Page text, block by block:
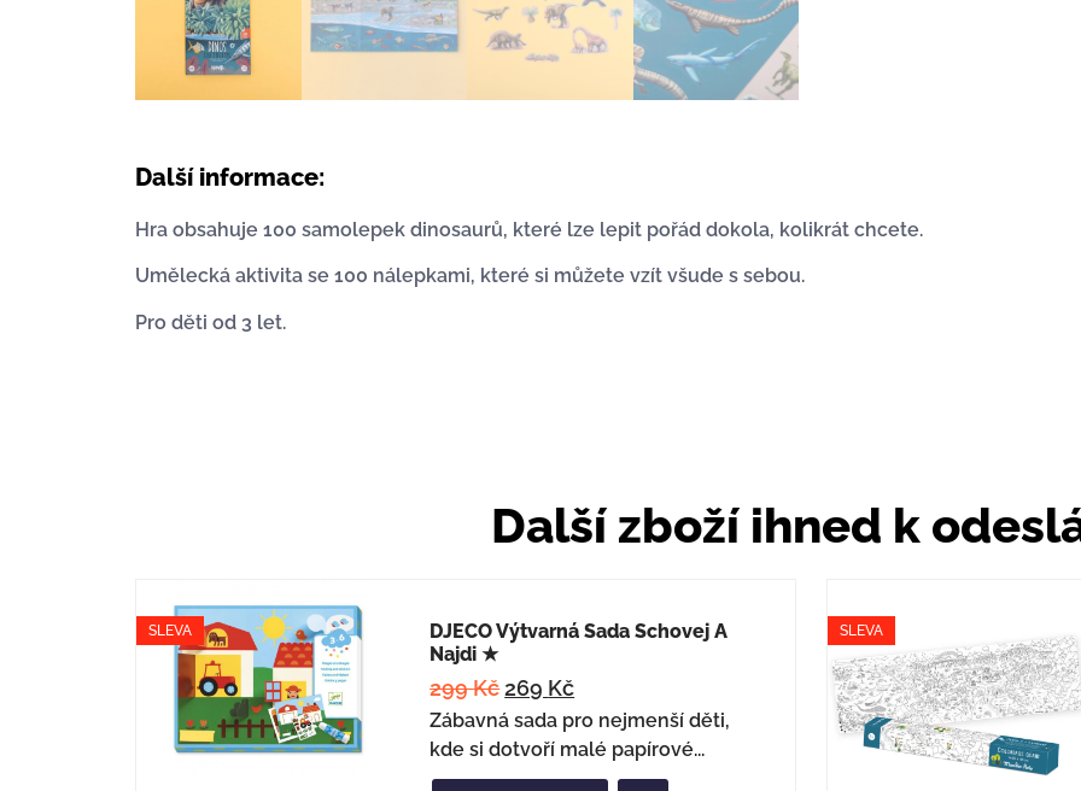
Další informace:
Hra obsahuje 100 samolepek dinosaurů, které lze lepit pořád dokola, kolikrát chcete.
Umělecká aktivita se 100 nálepkami, které si můžete vzít všude s sebou.
Pro děti od 3 let.
Další zboží ihned k
SLEVA
DJECO Výtvarná Sada Schovej A
Najdi ★
299Kč269 Kč
Zábavná sada pro nejmenší děti,
kde si dotvoří malé papírové...
SLEVA